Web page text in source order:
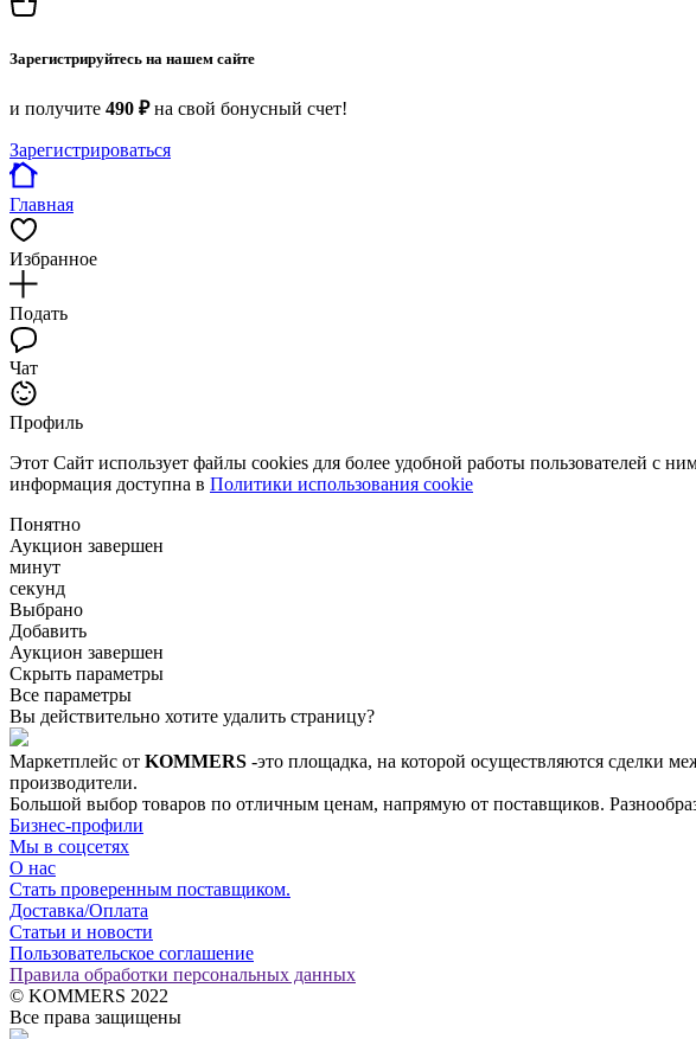
Зарегистрируйтесь на нашем сайте
и получите 490 ₽на свой бонусный счет!
Зарегистрироваться
Главная
Избранное
Подать
Чат
Профиль
Этот Сайт использует файлы cookies для более удобной работы пользователей с
информация доступна в Политики использования cookie
Понятно
Аукцион завершен
минут
секунд
Выбрано
Добавить
Аукцион завершен
Скрыть параметры
Все параметры
Вы действительно хотите удалить страницу?
Маркетплейс от KOMMERS -это площадка, на которой осуществляются сделки
производители.
Большой выбор товаров по отличным ценам, напрямую от поставщиков.
Бизнес-профили
Мы в соцсетях
О нас
Стать проверенным поставщиком.
Доставка/Оплата
Статьи и новости
Пользовательское соглашение
Правила обработки персональных данных
© KOMMERS 2022
Все права защищены